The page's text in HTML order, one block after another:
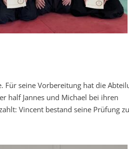
Für seine Vorbereitung hat die
half Jannes und Michael bei ihren
Vincent bestand seine Prüfung